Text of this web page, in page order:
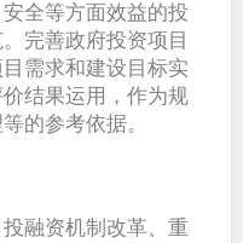
全等方面效益的投
完善政府投资项目
需求和建设目标实
结果运用，作为规
的参考依据。
融资机制改革、重